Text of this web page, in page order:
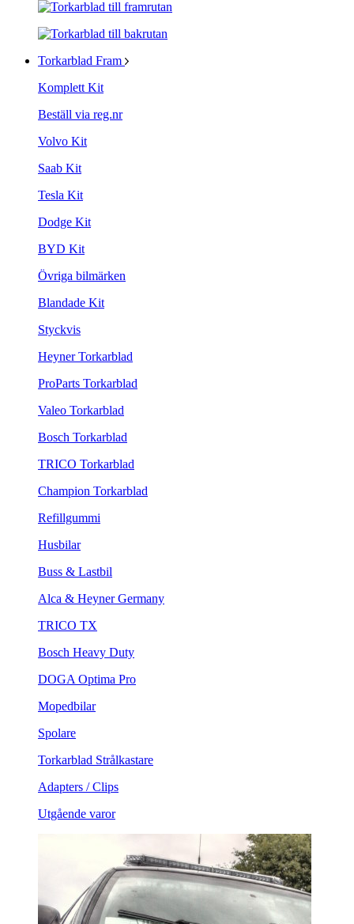
Torkarblad Fram
Komplett Kit
Beställ via reg.nr
Volvo Kit
Saab Kit
Tesla Kit
Dodge Kit
BYD Kit
Övriga bilmärken
Blandade Kit
Styckvis
Heyner Torkarblad
ProParts Torkarblad
Valeo Torkarblad
Bosch Torkarblad
TRICO Torkarblad
Champion Torkarblad
Refillgummi
Husbilar
Buss & Lastbil
Alca & Heyner Germany
TRICO TX
Bosch Heavy Duty
DOGA Optima Pro
Mopedbilar
Spolare
Torkarblad Strålkastare
Adapters / Clips
Utgående varor